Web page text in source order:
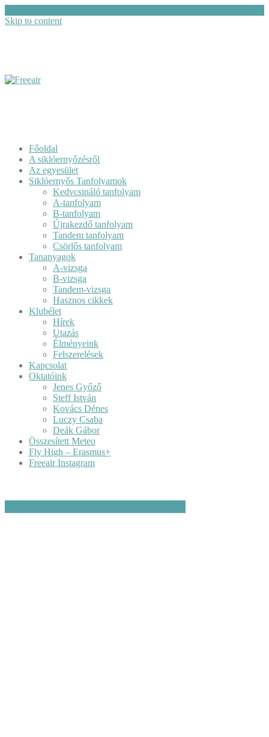
Skip to content
Főoldal
A siklóernyőzésről
Az egyesület
Siklóernyős Tanfolyamok
Kedvcsináló tanfolyam
A-tanfolyam
B-tanfolyam
Újrakezdő tanfolyam
Tandem tanfolyam
Csörlős tanfolyam
Tananyagok
A-vizsga
B-vizsga
Tandem-vizsga
Hasznos cikkek
Klubélet
Hírek
Utazás
Élményeink
Felszerelések
Kapcsolat
Oktatóink
Jenes Győző
Steff István
Kovács Dénes
Luczy Csaba
Deák Gábor
Összesített Meteo
Fly High – Erasmus+
Freeair Instagram